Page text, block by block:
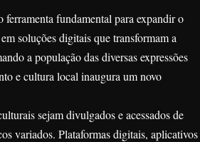
fundamental para expandir o
soluções digitais que transformam a
a população das diversas expressões
e cultura local inaugura um novo
sejam divulgados e acessados de
variados. Plataformas digitais, aplicativos